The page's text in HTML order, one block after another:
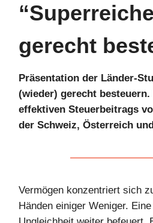
gerecht
Präsentation der Länder-
(wieder) gerecht besteuern.
effektiven Steuerbeitrags
der Schweiz, Österreich
Vermögen konzentriert sich
Händen einiger Weniger.